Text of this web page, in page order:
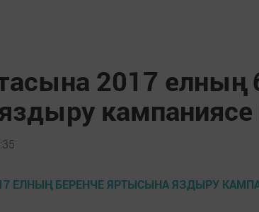
2017 ел­ның
кам­па­ни­я­се